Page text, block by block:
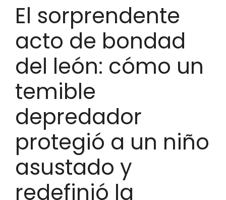
El sorprendente
acto de bondad
del león: cómo un
temible
depredador
protegió a un niño
asustado y
redefinió la